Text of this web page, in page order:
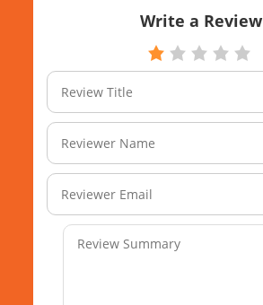
Write a Review